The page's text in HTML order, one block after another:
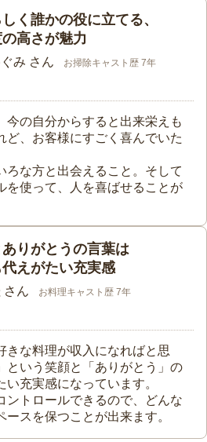
く誰かの役に立てる、
高さが魅力
み さん お掃除キャスト歴 7年
今の自分からすると出来栄えも
ど、お客様にすごく喜んでいた
ろな方と出会えること。そして
を使って、人を喜ばせることが
りがとうの言葉は
えがたい充実感
さん お料理キャスト歴 7年
きな料理が収入になればと思
という笑顔と「ありがとう」の
充実感になっています。
ントロールできるので、どんな
スを保つことが出来ます。